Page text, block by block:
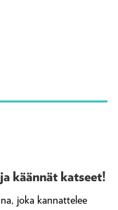
käännät katseet!
joka kannattelee